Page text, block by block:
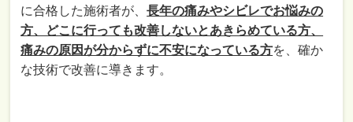
に合格した施術者が、長年の痛みやシビレでお悩みの
方、どこに行っても改善しないとあきらめている方、
痛みの原因が分からずに不安になっている方を、確か
な技術で改善に導きます。